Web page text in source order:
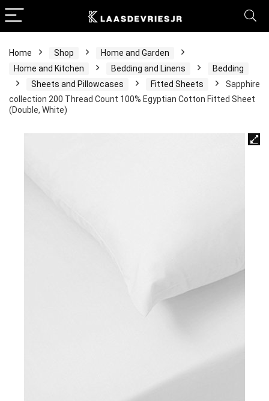
Home Shop
Home and Garden
Home and Kitchen
Bedding and Linens
Bedding
Sheets and Pillowcases
Fitted Sheets
Sapphire
collection 200 Thread Count 100% Egyptian Cotton Fitted Sheet
(Double, White)